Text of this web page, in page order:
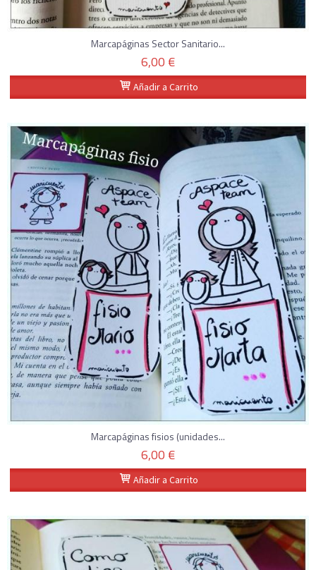
Marcapáginas Sector Sanitario...
6,00 €
Añadir a Carrito
Marcapáginas fisios (unidades...
6,00 €
Añadir a Carrito